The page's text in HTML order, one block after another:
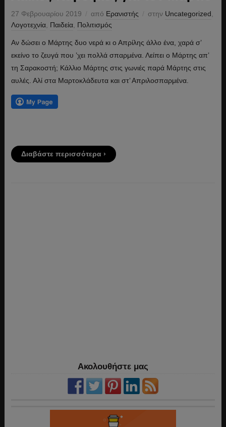
27 Φεβρουαρίου 2019 από Ερανιστής στην Uncategorized
Λογοτεχνία, Παιδεία, Πολιτισμός
Αν δώσει ο Μάρτης δυο νερά κι ο Απρίλης άλλο ένα, χαρά σ’
εκείνο το ζευγά που ’χει πολλά σπαρμένα. Λείπει ο Μάρτης απ’
τη Σαρακοστή; Κάλλιο Μάρτης στις γωνιές παρά Μάρτης στις
αυλές. Αλί στα Μαρτοκλάδευτα και στ’ Απριλοσπαρμένα.
Διαβάστε περισσότερα ›
Ακολουθήστε μας